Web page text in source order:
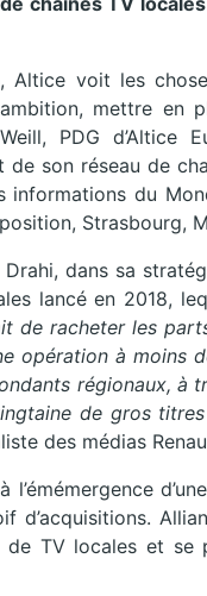
Altice voit les
mettre en
PDG d’Altice
de son réseau de
informations du
Strasbourg,
dans sa
lancé en 2018,
de racheter les
opération à moins
régionaux, à
de gros
des médias
de TV locales et